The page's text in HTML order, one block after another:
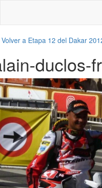
Volver a Etapa 12 del Dakar
duclos-